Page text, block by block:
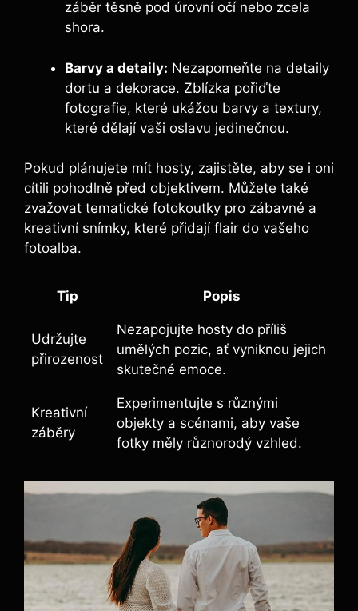
záběr těsně pod úrovní očí nebo zcela
shora.
Barvy a detaily: Nezapomeňte na detaily
dortu a dekorace. Zblízka pořiďte
fotografie, které ukážou barvy a textury,
které dělají vaši oslavu jedinečnou.
Pokud plánujete mít hosty, zajistěte, aby se i oni
cítili pohodlně před objektivem. Můžete také
zvažovat tematické fotokoutky pro zábavné a
kreativní snímky, které přidají flair do vašeho
fotoalba.
Tip Popis
Udržujte
přirozenost
Nezapojujte hosty do příliš
umělých pozic, ať vyniknou jejich
skutečné emoce.
Kreativní
záběry
Experimentujte s různými
objekty a scénami, aby vaše
fotky měly různorodý vzhled.